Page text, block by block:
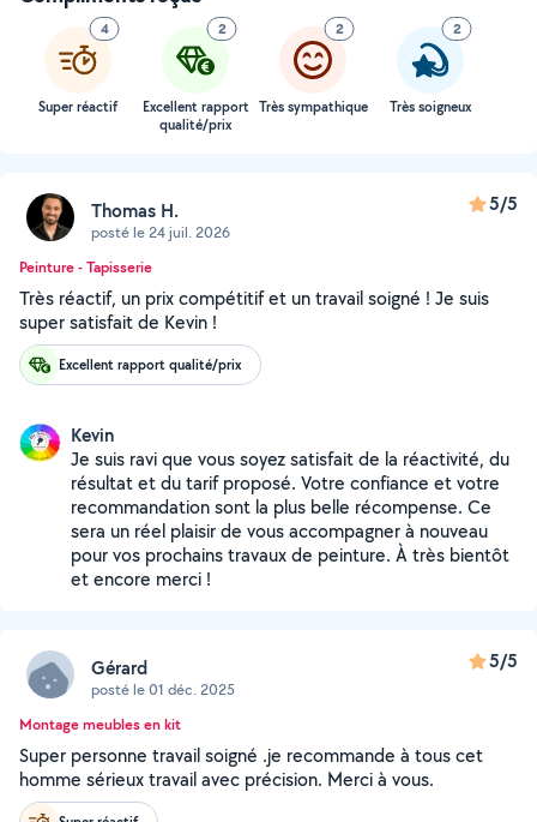
4
Super réactif
2
Excellent rapport
qualité/prix
2
Très sympathique
2
Très soigneux
Thomas H.
posté le 24 juil. 2026
5/5
Peinture - Tapisserie
Très réactif, un prix compétitif et un travail soigné ! Je suis
super satisfait de Kevin !
Excellent rapport qualité/prix
Kevin
Je suis ravi que vous soyez satisfait de la réactivité, du
résultat et du tarif proposé. Votre confiance et votre
recommandation sont la plus belle récompense. Ce
sera un réel plaisir de vous accompagner à nouveau
pour vos prochains travaux de peinture. À très bientôt
et encore merci !
Gérard
posté le 01 déc. 2025
5/5
Montage meubles en kit
Super personne travail soigné .je recommande à tous cet
homme sérieux travail avec précision. Merci à vous.